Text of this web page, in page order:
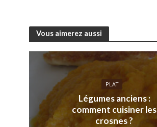
Vous aimerez aussi
PLAT
Légumes anciens :
comment cuisiner les
crosnes ?